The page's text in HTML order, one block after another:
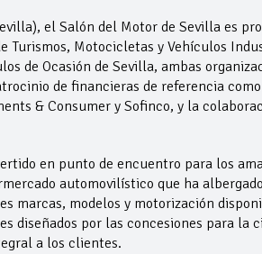
el Salón del Motor de Sevilla es
Turismos, Motocicletas y Vehículos
de Ocasión de Sevilla, ambas
de financieras de referencia
& Consumer y Sofinco, y la
en punto de encuentro para los
automovilístico que ha
marcas, modelos y motorización
diseñados por las concesiones para la
a los clientes.